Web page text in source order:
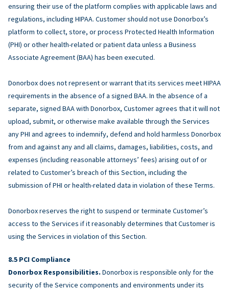
ensuring their use of the platform complies with applicable laws and
regulations, including HIPAA. Customer should not use Donorbox’s
platform to collect, store, or process Protected Health Information
(PHI) or other health-related or patient data unless a Business
Associate Agreement (BAA) has been executed.
Donorbox does not represent or warrant that its services meet HIPAA
requirements in the absence of a signed BAA. In the absence of a
separate, signed BAA with Donorbox, Customer agrees that it will not
upload, submit, or otherwise make available through the Services
any PHI and agrees to indemnify, defend and hold harmless Donorbox
from and against any and all claims, damages, liabilities, costs, and
expenses (including reasonable attorneys’ fees) arising out of or
related to Customer’s breach of this Section, including the
submission of PHI or health-related data in violation of these Terms.
Donorbox reserves the right to suspend or terminate Customer’s
access to the Services if it reasonably determines that Customer is
using the Services in violation of this Section.
PCI Compliance
Donorbox Responsibilities. Donorbox is responsible only for the
security of the Service components and environments under its